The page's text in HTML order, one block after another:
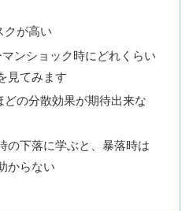
クが高い
ンショック時にどれくらい
見てみます
の分散効果が期待出来な
の下落に学ぶと、暴落時は
からない